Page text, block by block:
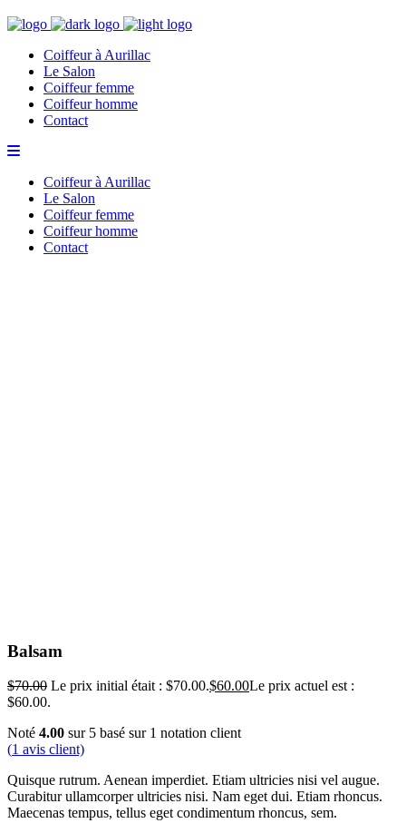
Coiffeur à Aurillac
Le Salon
Coiffeur femme
Coiffeur homme
Contact
Coiffeur à Aurillac
Le Salon
Coiffeur femme
Coiffeur homme
Contact
Balsam
$70.00 Le prix initial était : $70.00.$60.00Le prix actuel est :
$60.00.
Noté 4.00 sur 5 basé sur 1 notation client
(1 avis client)
Quisque rutrum. Aenean imperdiet. Etiam ultricies nisi vel augue.
Curabitur ullamcorper ultricies nisi. Nam eget dui. Etiam rhoncus.
Maecenas tempus, tellus eget condimentum rhoncus, sem.